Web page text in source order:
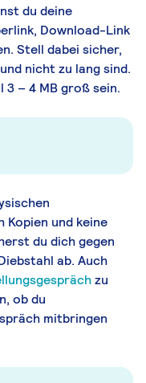
du deine
Download-Link
Stell dabei sicher,
nicht zu lang sind.
3 – 4 MB groß sein.
und keine
du dich gegen
ab. Auch
zu
ob du
mitbringen